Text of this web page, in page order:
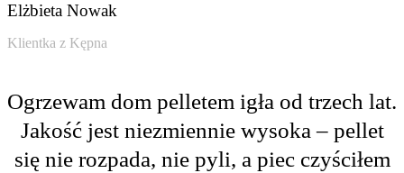
Elżbieta Nowak
Klientka z Kępna
Ogrzewam dom pelletem igła od trzech lat.
Jakość jest niezmiennie wysoka – pellet
się nie rozpada, nie pyli, a piec czyściłem